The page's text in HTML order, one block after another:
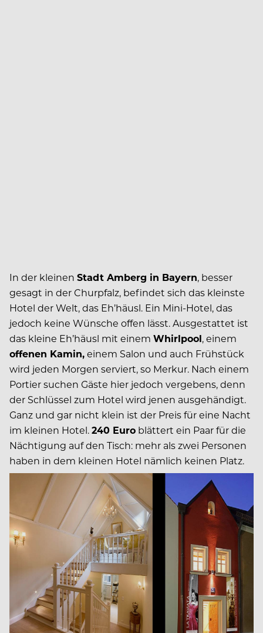
In der kleinen Stadt Amberg in Bayern, besser
gesagt in der Churpfalz, befindet sich das kleinste
Hotel der Welt, das Eh’häusl. Ein Mini-Hotel, das
jedoch keine Wünsche offen lässt. Ausgestattet ist
das kleine Eh’häusl mit einem Whirlpool, einem
offenen Kamin,einem Salon und auch Frühstück
wird jeden Morgen serviert, so Merkur. Nach einem
Portier suchen Gäste hier jedoch vergebens, denn
der Schlüssel zum Hotel wird jenen ausgehändigt.
Ganz und gar nicht klein ist der Preis für eine Nacht
im kleinen Hotel.240 Euro blättert ein Paar für die
Nächtigung auf den Tisch: mehr als zwei Personen
haben in dem kleinen Hotel nämlich keinen Platz.